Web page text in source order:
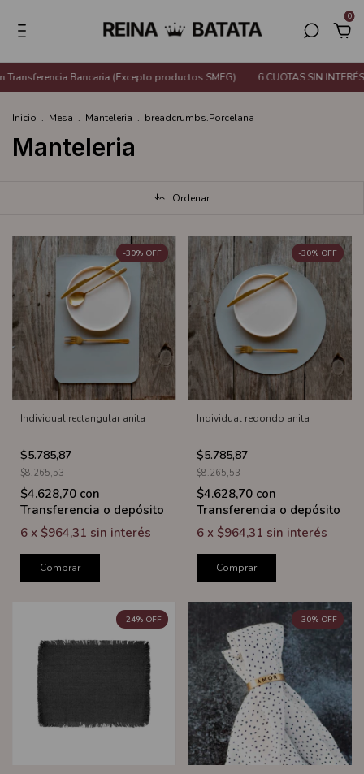
0
Bancaria (Excepto productos SMEG) 6 CUOTAS SIN INTERÉS o 20% de
Inicio . Mesa . Manteleria . breadcrumbs.Porcelana
Manteleria
Ordenar
Individual rectangular anita
$5.785,87
-30% OFF
$8.265,53
$4.628,70 con
Transferencia o depósito
6 x $964,31 sin interés
Comprar
Individual redondo anita
$5.785,87
-30% OFF
$8.265,53
$4.628,70 con
Transferencia o depósito
6 x $964,31 sin interés
Comprar
-24% OFF -30% OFF